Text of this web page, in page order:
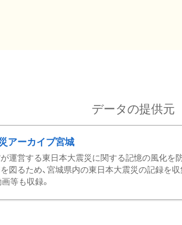
データの提供元
アーカイブ宮城
運営する東日本大震災に関する記憶の風化を
図るため、宮城県内の東日本大震災の記録を
等も収録。